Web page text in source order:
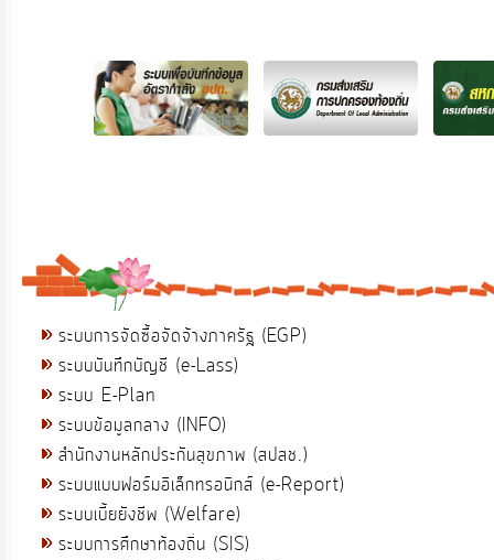
ระบบการจัดซื้อจัดจ้างภาครัฐ (EGP)
ระบบบันทึกบัญชี (e-Lass)
ระบบ E-Plan
ระบบข้อมูลกลาง (INFO)
สำนักงานหลักประกันสุขภาพ (สปสช.)
ระบบแบบฟอร์มอิเล็กทรอนิกส์ (e-Report)
ระบบเบี้ยยังชีพ (Welfare)
ระบบการศึกษาท้องถิ่น (SIS)